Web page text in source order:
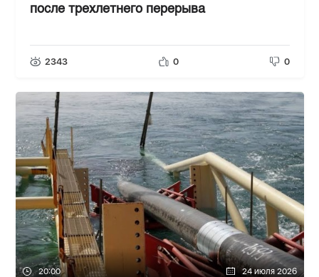
после трехлетнего перерыва
2343 0 0
20:00 24 июля 2026